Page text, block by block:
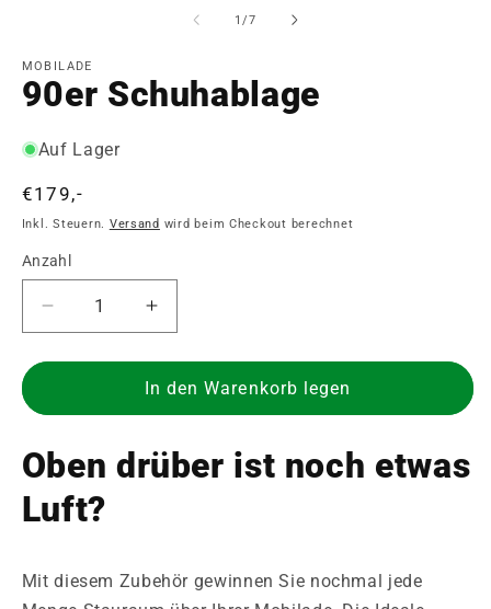
1/von
7
MOBILADE
90er Schuhablage
Auf Lager
Normaler
Preis
€179,-
Inkl. Steuern. Versand wird beim Checkout berechnet
Anzahl
Anzahl
Verringere
die
Menge
90er
Erhöhe
die
Menge
für
90er
In den Warenkorb legen
Oben drüber ist noch etwas
Luft?
Mit diesem Zubehör gewinnen Sie nochmal jede